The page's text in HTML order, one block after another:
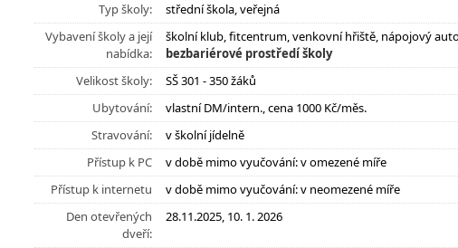
Typ školy:
střední škola, veřejná
Vybavení školy a její
nabídka:
školní klub, fitcentrum, venkovní hřiště, nápojový
bezbariérové prostředí školy
Velikost školy:
SŠ 301 - 350 žáků
Ubytování:
vlastní DM/intern., cena 1000 Kč/měs.
Stravování:
v školní jídelně
Přístup k PC
v době mimo vyučování: v omezené míře
Přístup k internetu
v době mimo vyučování: v neomezené míře
Den otevřených
dveří:
28.11.2025, 10. 1. 2026